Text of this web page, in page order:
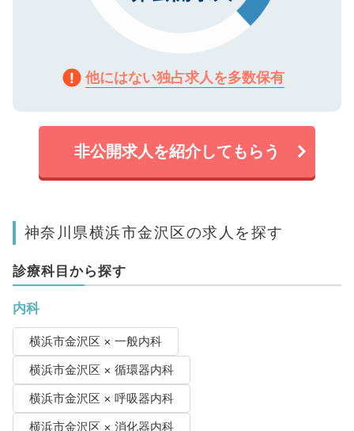
他にはない独占求人を多数保有
非公開求人を紹介してもらう
神奈川県横浜市金沢区の求人を探す
診療科目から探す
内科
横浜市金沢区 × 一般内科
横浜市金沢区 × 循環器内科
横浜市金沢区 × 呼吸器内科
横浜市金沢区 × 消化器内科